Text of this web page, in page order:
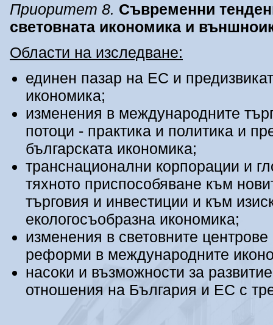
Приоритет 8. Съвременни
световната икономика и
Области на изследване:
единен пазар на ЕС и
икономика;
изменения в международните
потоци - практика и политика и
българската икономика;
транснационални корпорации и
тяхното приспособяване към
търговия и инвестиции и към
екологосъобразна икономика;
изменения в световните
реформи в международните
насоки и възможности за
отношения на България и ЕС с